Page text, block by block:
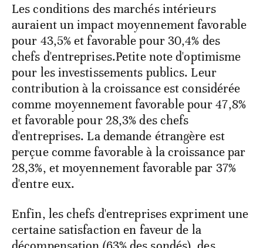
Les conditions des marchés intérieurs
auraient un impact moyennement favorable
pour 43,5% et favorable pour 30,4% des
chefs d'entreprises.Petite note d'optimisme
pour les investissements publics. Leur
contribution à la croissance est considérée
comme moyennement favorable pour 47,8%
et favorable pour 28,3% des chefs
d'entreprises. La demande étrangère est
perçue comme favorable à la croissance par
28,3%, et moyennement favorable par 37%
d'entre eux.
Enfin, les chefs d'entreprises expriment une
certaine satisfaction en faveur de la